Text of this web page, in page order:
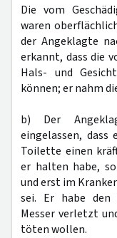
Die vom
waren
der Angeklagte
erkannt, dass die
Hals- und
können; er nahm
b) Der
eingelassen, dass
Toilette einen
er halten habe,
und erst im
sei. Er habe den
Messer verletzt
töten wollen.